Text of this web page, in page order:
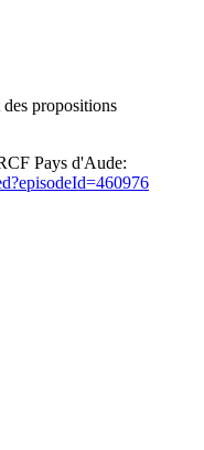
propositions
Pays d'Aude: